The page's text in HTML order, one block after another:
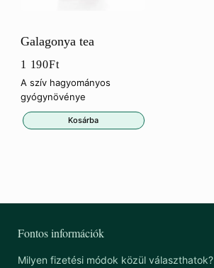
Galagonya tea
1 190Ft
A szív hagyományos
gyógynövénye
Kosárba
Fontos információk
Milyen fizetési módok közül választhatok?